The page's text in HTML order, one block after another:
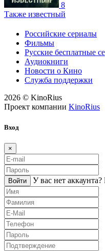
8
Также известный
Российские сериалы
Фильмы
Русские бесплатные
Аудиокниги
Новости о Кино
Служба поддержки
2026 © KinoRius
Проект компании KinoRius
Вход
×
Войти У вас нет аккаунта?